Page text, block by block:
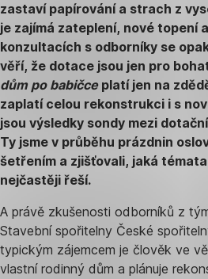
zastaví papírování a strach z
je zajímá zateplení, nové topení
konzultacích s odborníky se
věří, že dotace jsou jen pro
dům po babičceplatí jen na
zaplatí celou rekonstrukci i s
jsou výsledky sondy mezi
Ty jsme v průběhu prázdnin
šetřením a zjišťovali, jaká
nejčastěji řeší.
A právě zkušenosti odborníků z
Stavební spořitelny České
typickým zájemcem je člověk ve
vlastní rodinný dům a plánuje